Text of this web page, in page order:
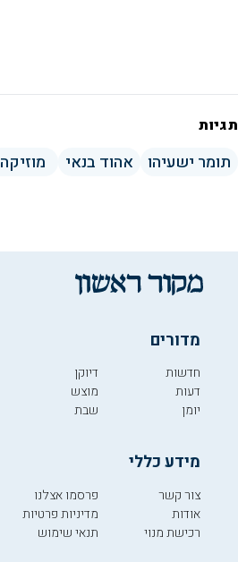
תגיות
תומר ישעיהו אהוד בנאי מוזיקה
מדורים
חדשות
דעות
יומן
דיוקן
מוצש
שבת
מידע כללי
צור קשר
אודות
רכישת מנוי
פרסמו אצלנו
מדיניות פרטיות
תנאי שימוש